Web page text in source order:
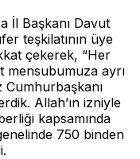
İl Başkanı Davut
teşkilatının üye
çekerek, “Her
mensubumuza ayrı
Allah’ın izniyle
kapsamında
750 binden